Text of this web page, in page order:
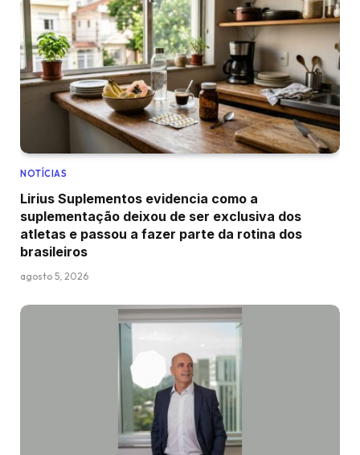
NOTÍCIAS
Lirius Suplementos evidencia como a
suplementação deixou de ser exclusiva dos
atletas e passou a fazer parte da rotina dos
brasileiros
agosto 5, 2026